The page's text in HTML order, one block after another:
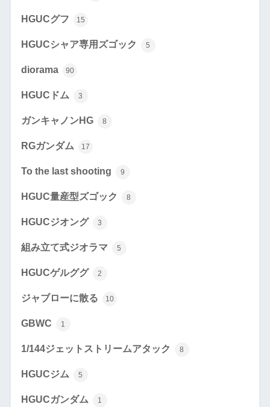
HGUCグフ 15
HGUCシャア専用ズゴック 5
diorama 90
HGUCドム 3
ガンキャノンHG 8
RGガンダム 17
To the last shooting 9
HGUC量産型ズゴック 8
HGUCジオング 3
組み立て式ジオラマ 5
HGUCゲルググ 2
ジャブローに散る 10
GBWC 1
1/144ジェットストリームアタック 8
HGUCジム 5
HGUCガンダム 1